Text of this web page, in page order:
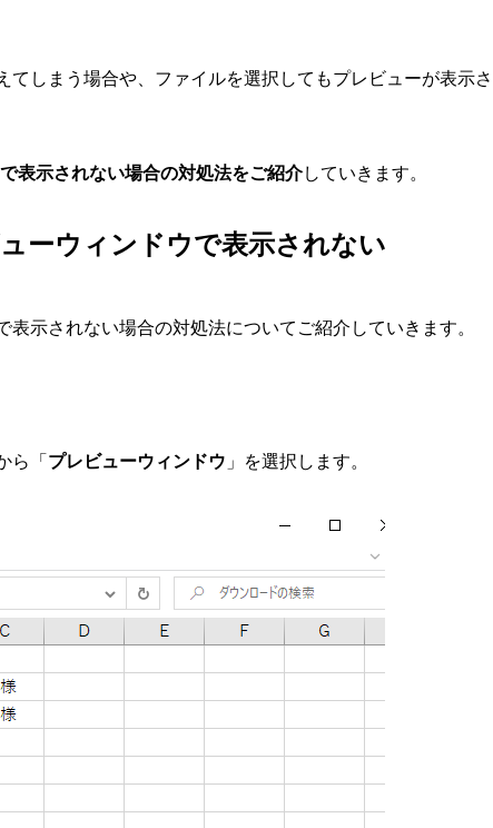
しまう場合や、ファイルを選択してもプレビューが表示さ
表示されない場合の対処法をご紹介していきます。
ーウィンドウで表示されない
示されない場合の対処法についてご紹介していきます。
ら「 プレビューウィンドウ 」を選択します。